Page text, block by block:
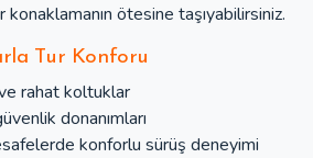
ötesine taşıyabilirsiniz.
Tur Konforu
rahat koltuklar
donanımları
konforlu sürüş deneyimi